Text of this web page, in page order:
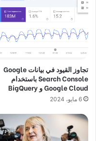
تجاوز القيود في بيانات Google
Search Console باستخدام
Google Cloud و BigQuery
6 مايو، 2024